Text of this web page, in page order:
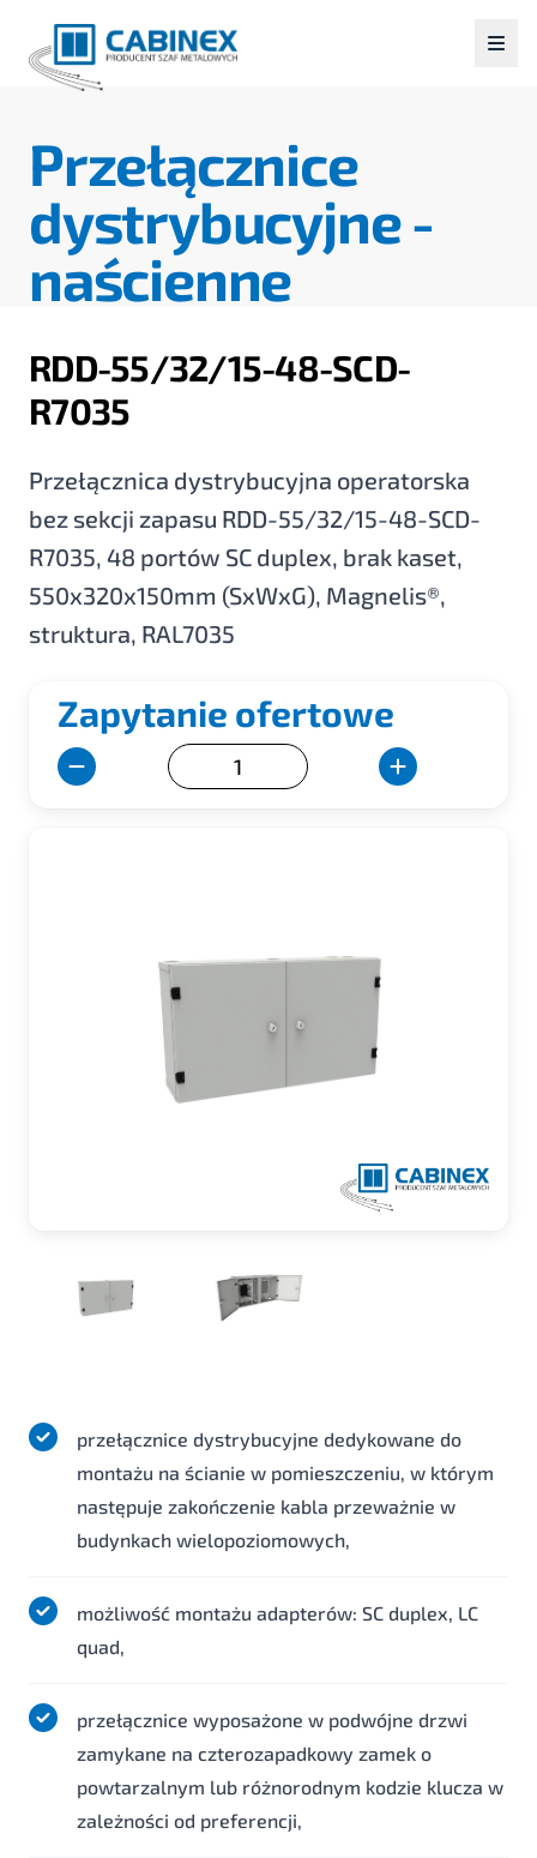
Przełącznice
dystrybucyjne -
naścienne
RDD-55/32/15-48-SCD-
R7035
Przełącznica dystrybucyjna operatorska
bez sekcji zapasu RDD-55/32/15-48-SCD-
R7035, 48 portów SC duplex, brak kaset,
550x320x150mm (SxWxG), Magnelis®,
struktura, RAL7035
Zapytanie ofertowe
przełącznice dystrybucyjne dedykowane do
montażu na ścianie w pomieszczeniu, w którym
następuje zakończenie kabla przeważnie w
budynkach wielopoziomowych,
możliwość montażu adapterów: SC duplex, LC
quad,
przełącznice wyposażone w podwójne drzwi
zamykane na czterozapadkowy zamek o
powtarzalnym lub różnorodnym kodzie klucza w
zależności od preferencji,